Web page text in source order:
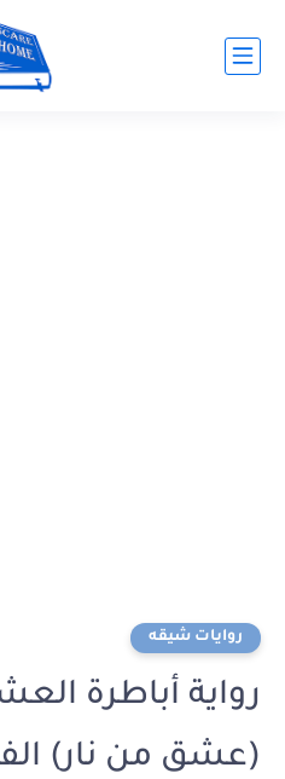
روايات شيقه
رواية أباطرة
(عشق من نار)